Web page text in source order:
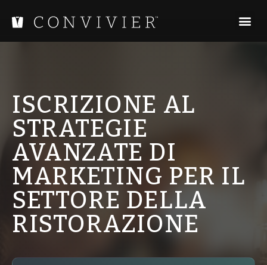
ISCRIZIONE AL
STRATEGIE
AVANZATE DI
MARKETING PER IL
SETTORE DELLA
RISTORAZIONE